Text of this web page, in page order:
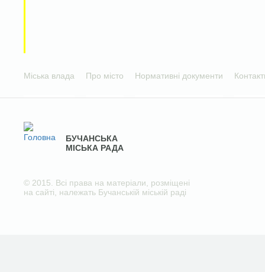
Міська влада Про місто Нормативні документи
БУЧАНСЬКА
МІСЬКА РАДА
© 2015. Всі права на матеріали, розміщені
на сайті, належать Бучанській міській раді